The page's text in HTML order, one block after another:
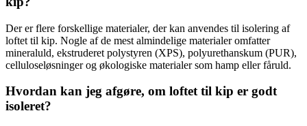
Der er flere forskellige materialer, der kan anvendes til isolering af
loftet til kip. Nogle af de mest almindelige materialer omfatter
mineraluld, ekstruderet polystyren (XPS), polyurethanskum (PUR),
celluloseløsninger og økologiske materialer som hamp eller fåruld.
Hvordan kan jeg afgøre, om loftet til kip er godt
isoleret?